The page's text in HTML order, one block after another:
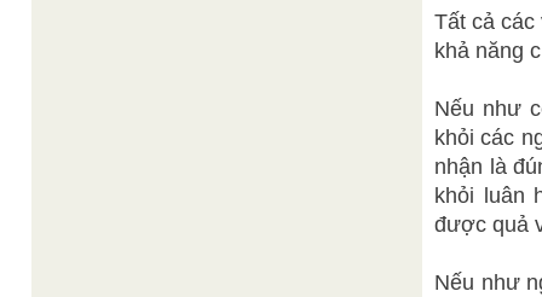
Tất cả
khả năng
Nếu như
khỏi các
nhận là
khỏi luân
được quả
Nếu như